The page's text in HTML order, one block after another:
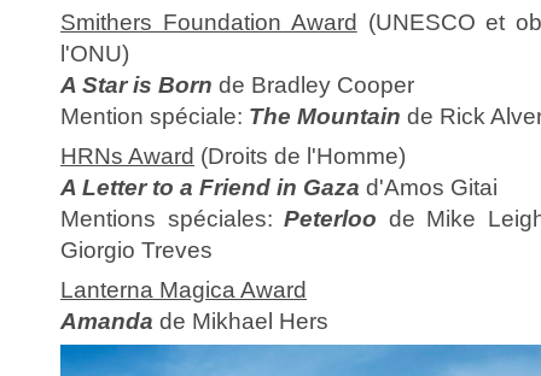
Smithers Foundation Award (UNESCO et
l'ONU)
A Star is Born de Bradley Cooper
Mention spéciale: The Mountain de Rick
HRNs Award (Droits de l'Homme)
A Letter to a Friend in Gaza d'Amos Gitai
Mentions spéciales:Peterloo de Mike
Giorgio Treves
Lanterna Magica Award
Amanda de Mikhael Hers